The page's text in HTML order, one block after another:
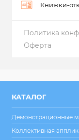
Книжки-
Политика
Оферта
КАТАЛОГ
Демонстрационные
Коллективная